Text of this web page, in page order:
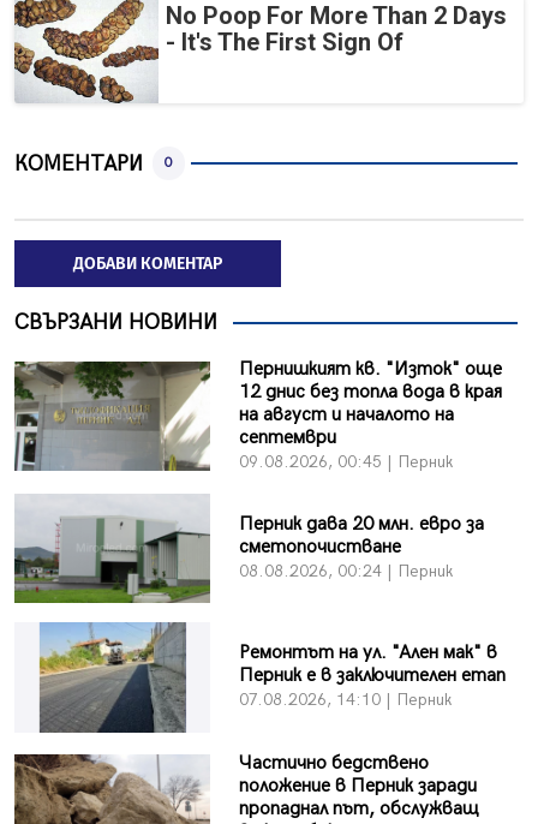
No Poop For More Than 2 Days
- It's The First Sign Of
КОМЕНТАРИ 0
ДОБАВИ КОМЕНТАР
СВЪРЗАНИ НОВИНИ
Пернишкият кв. "Изток" още
12 днис без топла вода в края
на август и началото на
септември
09.08.2026, 00:45 | Перник
Перник дава 20 млн. евро за
сметопочистване
08.08.2026, 00:24 | Перник
Ремонтът на ул. "Ален мак" в
Перник е в заключителен етап
07.08.2026, 14:10 | Перник
Частично бедствено
положение в Перник заради
пропаднал път, обслужващ